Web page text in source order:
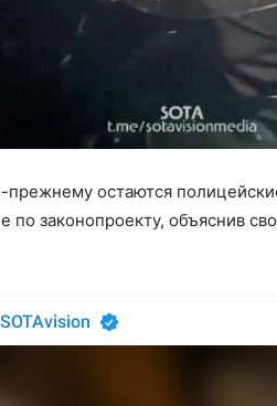
прежнему остаются
по законопроекту, объяснив